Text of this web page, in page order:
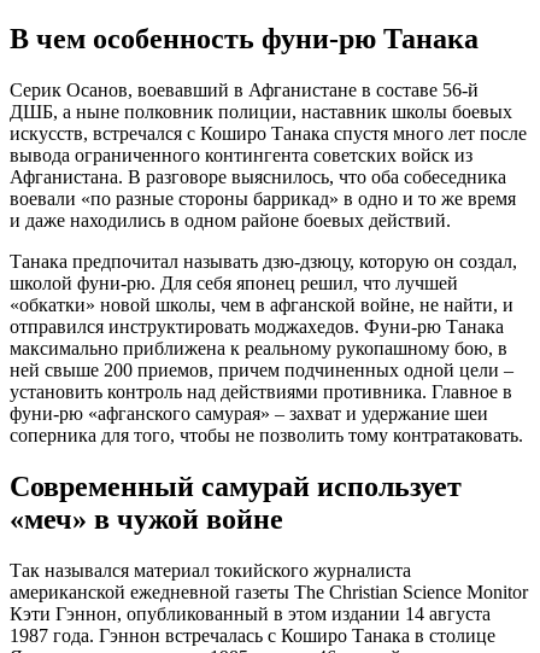
В чем особенность фуни-рю Танака
Серик Осанов, воевавший в Афганистане в составе 56-й
ДШБ, а ныне полковник полиции, наставник школы боевых
искусств, встречался с Коширо Танака спустя много лет после
вывода ограниченного контингента советских войск из
Афганистана. В разговоре выяснилось, что оба собеседника
воевали «по разные стороны баррикад» в одно и то же время
и даже находились в одном районе боевых действий.
Танака предпочитал называть дзю-дзюцу, которую он создал,
школой фуни-рю. Для себя японец решил, что лучшей
«обкатки» новой школы, чем в афганской войне, не найти, и
отправился инструктировать моджахедов. Фуни-рю Танака
максимально приближена к реальному рукопашному бою, в
ней свыше 200 приемов, причем подчиненных одной цели –
установить контроль над действиями противника. Главное в
фуни-рю «афганского самурая» – захват и удержание шеи
соперника для того, чтобы не позволить тому контратаковать.
Современный самурай использует
«меч» в чужой войне
Так назывался материал токийского журналиста
американской ежедневной газеты The Christian Science Monitor
Кэти Гэннон, опубликованный в этом издании 14 августа
1987 года. Гэннон встречалась с Коширо Танака в столице